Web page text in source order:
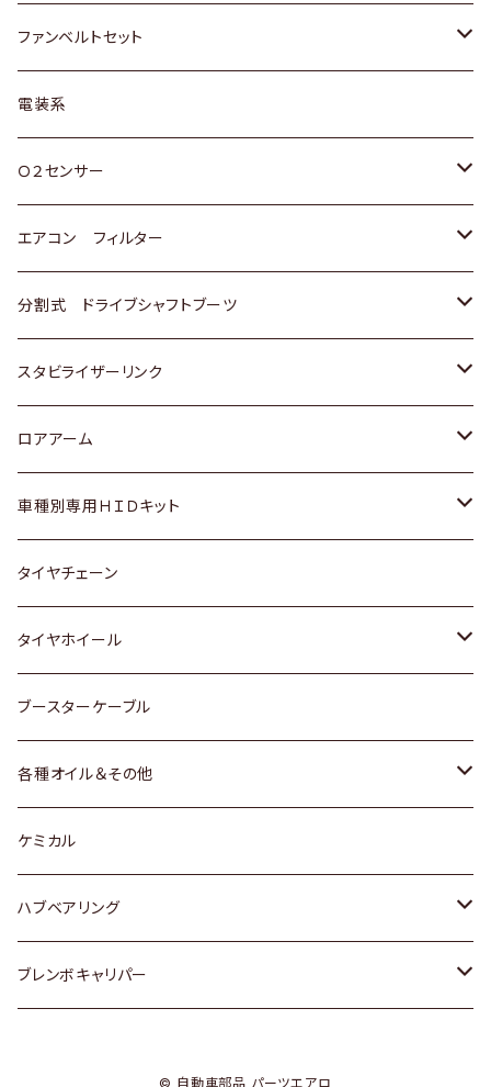
スバル
日野
マツダ
三菱
スバル
マツダ
ダイハツ
マツダ
三菱
スバル
スズキ
日産
ダイハツ
マツダ
三菱
スバル
トヨタ
スズキ
ダイハツ
三菱
スバル
ファンベルトセット
トヨタ
ホンダ
スズキ
日産
いすゞ
ダイハツ
マツダ
三菱
スバル
レクサス
電装系
Ｏ２センサー
トヨタ
ホンダ
スズキ
日産
ダイハツ
マツダ
三菱
スバル
エアコン フィルター
トヨタ
ホンダ
スズキ
日産
いすゞ
ダイハツ
マツダ
三菱
スバル
分割式 ドライブシャフトブーツ
トヨタ
ホンダ
スズキ
日産
ダイハツ
スバル
スタビライザーリンク
トヨタ
ホンダ
スズキ
日産
ダイハツ
マツダ
ロアアーム
ホンダ
スズキ
日産
ダイハツ
マツダ
スバル
車種別専用ＨＩＤキット
トヨタ
マツダ
タイヤチェーン
タイヤホイール
トヨタ
ホンダ
スズキ
日産
ダイハツ
ブースターケーブル
各種オイル＆その他
ディーデル洗浄添加剤
ケミカル
ハブベアリング
トヨタ
ブレンボキャリパー
© 自動車部品 パーツエアロ